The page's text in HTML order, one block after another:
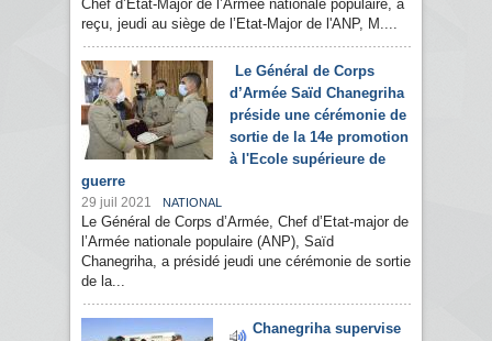
Chef d’Etat-Major de l’Armée nationale populaire, a
reçu, jeudi au siège de l’Etat-Major de l'ANP, M....
Le Général de Corps
d’Armée Saïd Chanegriha
préside une cérémonie de
sortie de la 14e promotion
à l'Ecole supérieure de
guerre
29 juil 2021 NATIONAL
Le Général de Corps d’Armée, Chef d’Etat-major de
l’Armée nationale populaire (ANP), Saïd
Chanegriha, a présidé jeudi une cérémonie de sortie
de la...
Chanegriha supervise